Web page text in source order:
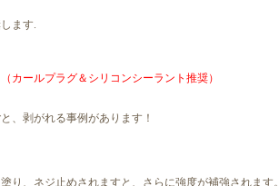
ます.
カールプラグ＆シリコンシーラント推奨）
、剥がれる事例があります！
り、ネジ止めされますと、さらに強度が補強されます。